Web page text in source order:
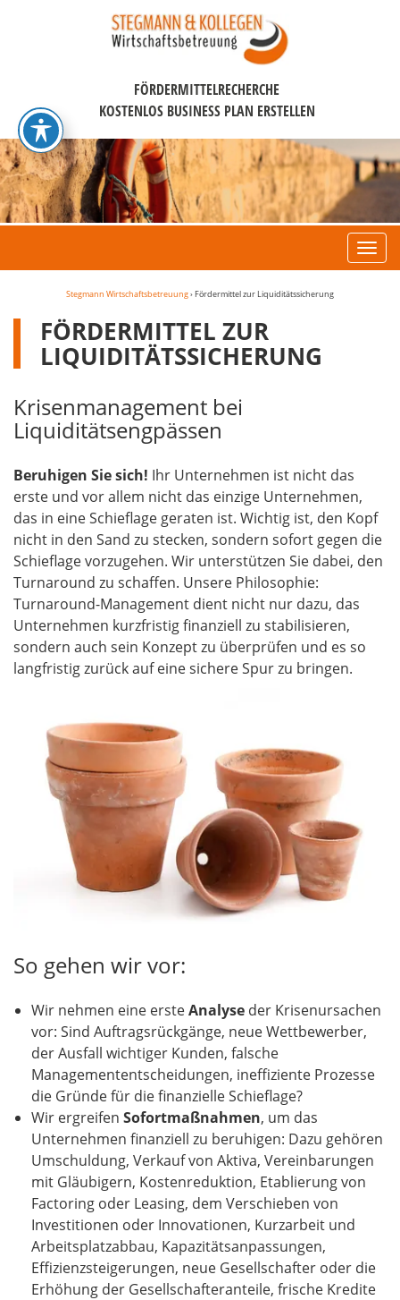
FÖRDERMITTELRECHERCHE
KOSTENLOS BUSINESS PLAN ERSTELLEN
Stegmann Wirtschaftsbetreuung› Fördermittel zur Liquiditätssicherung
FÖRDERMITTEL ZUR
LIQUIDITÄTSSICHERUNG
Krisenmanagement bei
Liquiditätsengpässen
Beruhigen Sie sich! Ihr Unternehmen ist nicht das
erste und vor allem nicht das einzige Unternehmen,
das in eine Schieflage geraten ist. Wichtig ist, den Kopf
nicht in den Sand zu stecken, sondern sofort gegen die
Schieflage vorzugehen. Wir unterstützen Sie dabei, den
Turnaround zu schaffen. Unsere Philosophie:
Turnaround-Management dient nicht nur dazu, das
Unternehmen kurzfristig finanziell zu stabilisieren,
sondern auch sein Konzept zu überprüfen und es so
langfristig zurück auf eine sichere Spur zu bringen.
So gehen wir vor:
Wir nehmen eine ersteAnalyse der Krisenursachen
vor: Sind Auftragsrückgänge, neue Wettbewerber,
der Ausfall wichtiger Kunden, falsche
Managemententscheidungen, ineffiziente Prozesse
die Gründe für die finanzielle Schieflage?
Wir ergreifen Sofortmaßnahmen, um das
Unternehmen finanziell zu beruhigen: Dazu gehören
Umschuldung, Verkauf von Aktiva, Vereinbarungen
mit Gläubigern, Kostenreduktion, Etablierung von
Factoring oder Leasing, dem Verschieben von
Investitionen oder Innovationen, Kurzarbeit und
Arbeitsplatzabbau, Kapazitätsanpassungen,
Effizienzsteigerungen, neue Gesellschafter oder die
Erhöhung der Gesellschafteranteile, frische Kredite